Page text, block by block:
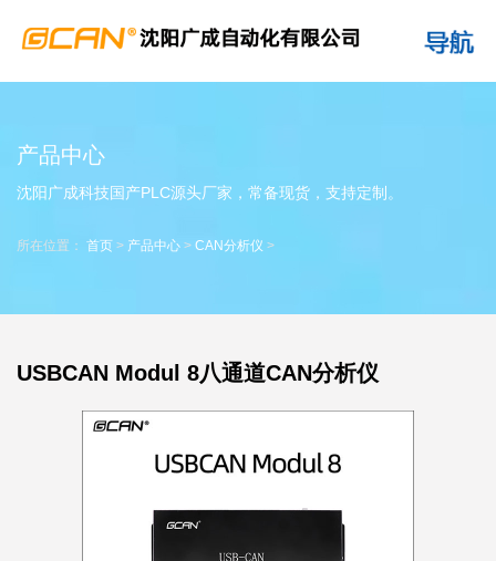
产品中心
沈阳广成科技国产PLC源头厂家，常备现货，支持定制。
所在位置： 首页 > 产品中心 > CAN分析仪 >
USBCAN Modul 8八通道CAN分析仪